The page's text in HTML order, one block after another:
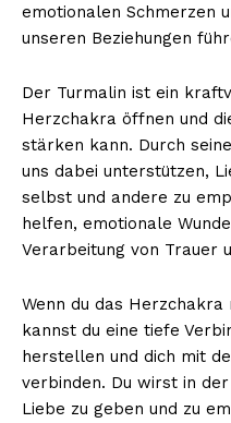
emotionalen Schmerzen
unseren Beziehungen
Der Turmalin ist ein
Herzchakra öffnen und
stärken kann. Durch
uns dabei unterstützen,
selbst und andere zu
helfen, emotionale
Verarbeitung von Trauer
Wenn du das
kannst du eine tiefe
herstellen und dich mit
verbinden. Du wirst in
Liebe zu geben und zu